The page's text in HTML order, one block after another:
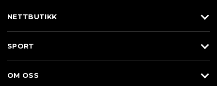
NETTBUTIKK
Sko
SPORT
OM OSS